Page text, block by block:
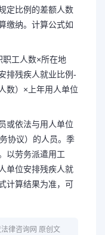
定比例的差额人数
缴纳。计算公式如
工人数×所在地
排残疾人就业比例-
数）×上年用人单位
或依法与用人单位
协议）的人员。季
以劳务派遣用工
单位安排残疾人就
计算结果为准，可
律咨询网 原创文